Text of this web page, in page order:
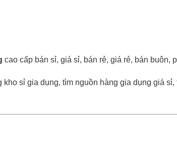
cao cấp bán sỉ, giá sỉ, bán rẻ, giá rẻ, bán buôn,
kho sỉ gia dụng, tìm nguồn hàng gia dụng giá